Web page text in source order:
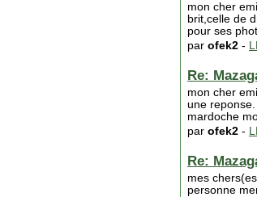
mon cher
brit,celle de
pour ses
par ofek2 -
Re:
mon cher
une
mardoche
par ofek2 -
Re:
mes
personne